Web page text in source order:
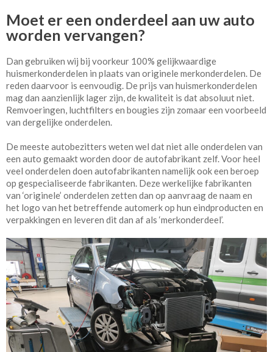
Moet er een onderdeel aan uw auto
worden vervangen?
Dan gebruiken wij bij voorkeur 100% gelijkwaardige
huismerkonderdelen in plaats van originele merkonderdelen. De
reden daarvoor is eenvoudig. De prijs van huismerkonderdelen
mag dan aanzienlijk lager zijn, de kwaliteit is dat absoluut niet.
Remvoeringen, luchtfilters en bougies zijn zomaar een voorbeeld
van dergelijke onderdelen.
De meeste autobezitters weten wel dat niet alle onderdelen van
een auto gemaakt worden door de autofabrikant zelf. Voor heel
veel onderdelen doen autofabrikanten namelijk ook een beroep
op gespecialiseerde fabrikanten. Deze werkelijke fabrikanten
van ‘originele’ onderdelen zetten dan op aanvraag de naam en
het logo van het betreffende automerk op hun eindproducten en
verpakkingen en leveren dit dan af als ‘merkonderdeel’.